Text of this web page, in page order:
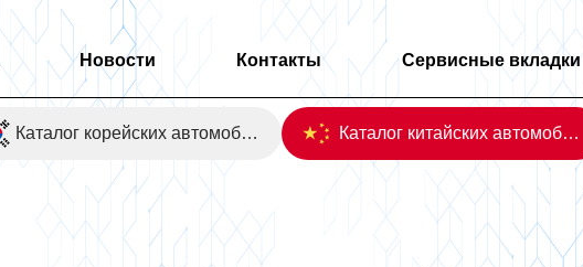
Новости Контакты Сервисные вкладки
Каталог корейских автомобилей Каталог китайских автомобилей